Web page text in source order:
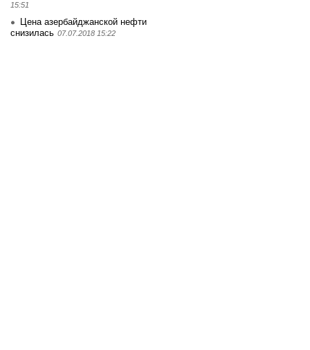
15:51
Цена азербайджанской нефти
снизилась 07.07.2018 15:22